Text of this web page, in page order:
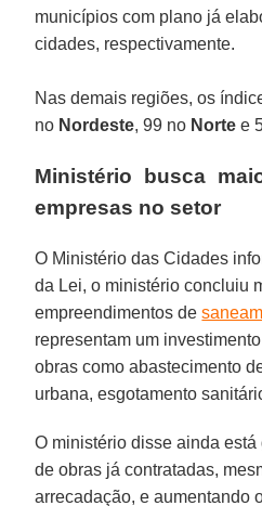
municípios com plano já
cidades, respectivamente.
Nas demais regiões, os
no Nordeste, 99 no Norte e
Ministério busca
empresas no setor
O Ministério das Cidades
da Lei, o ministério concluiu
empreendimentos de
representam um
obras como abastecimento
urbana, esgotamento
O ministério disse ainda
de obras já contratadas,
arrecadação, e aumentando